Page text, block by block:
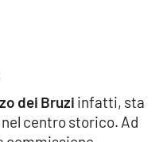
dei Bruzi infatti, sta
centro storico. Ad